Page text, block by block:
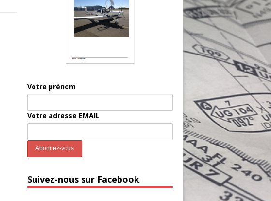
Votre prénom
Votre adresse EMAIL
Suivez-nous sur Facebook